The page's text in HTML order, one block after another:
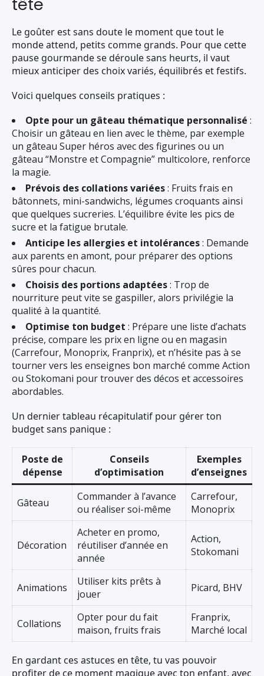
tête
Le goûter est sans doute le moment que tout le
monde attend, petits comme grands. Pour que cette
pause gourmande se déroule sans heurts, il vaut
mieux anticiper des choix variés, équilibrés et festifs.
Voici quelques conseils pratiques :
Opte pour un gâteau thématique personnalisé :
Choisir un gâteau en lien avec le thème, par exemple
un gâteau Super héros avec des figurines ou un
gâteau “Monstre et Compagnie” multicolore, renforce
la magie.
Prévois des collations variées: Fruits frais en
bâtonnets, mini-sandwichs, légumes croquants ainsi
que quelques sucreries. L’équilibre évite les pics de
sucre et la fatigue brutale.
Anticipe les allergies et intolérances: Demande
aux parents en amont, pour préparer des options
sûres pour chacun.
Choisis des portions adaptées: Trop de
nourriture peut vite se gaspiller, alors privilégie la
qualité à la quantité.
Optimise ton budget : Prépare une liste d’achats
précise, compare les prix en ligne ou en magasin
(Carrefour, Monoprix, Franprix), et n’hésite pas à se
tourner vers les enseignes bon marché comme Action
ou Stokomani pour trouver des décos et accessoires
abordables.
Un dernier tableau récapitulatif pour gérer ton
budget sans panique :
Poste de
dépense
Conseils
d’optimisation
Exemples
d’enseignes
Gâteau
Commander à l’avance
ou réaliser soi-même
Carrefour,
Monoprix
Décoration
Acheter en promo,
réutiliser d’année en
année
Action,
Stokomani
Animations
Utiliser kits prêts à
jouer
Picard, BHV
Collations
Opter pour du fait
maison, fruits frais
Franprix,
Marché local
En gardant ces astuces en tête, tu vas pouvoir
profiter de ce moment magique avec ton enfant, avec